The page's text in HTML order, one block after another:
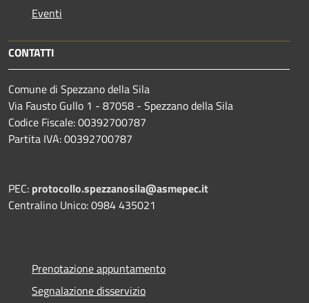
Eventi
CONTATTI
Comune di Spezzano della Sila
Via Fausto Gullo 1 - 87058 - Spezzano della Sila
Codice Fiscale: 00392700787
Partita IVA: 00392700787
PEC: protocollo.spezzanosila@asmepec.it
Centralino Unico: 0984 435021
Prenotazione appuntamento
Segnalazione disservizio